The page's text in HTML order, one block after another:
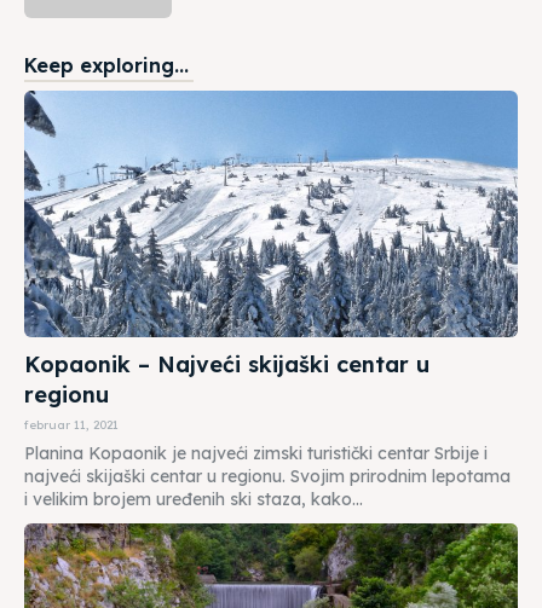
Keep exploring...
Kopaonik – Najveći skijaški centar u
regionu
februar 11, 2021
Planina Kopaonik je najveći zimski turistički centar Srbije i
najveći skijaški centar u regionu. Svojim prirodnim lepotama
i velikim brojem uređenih ski staza, kako...